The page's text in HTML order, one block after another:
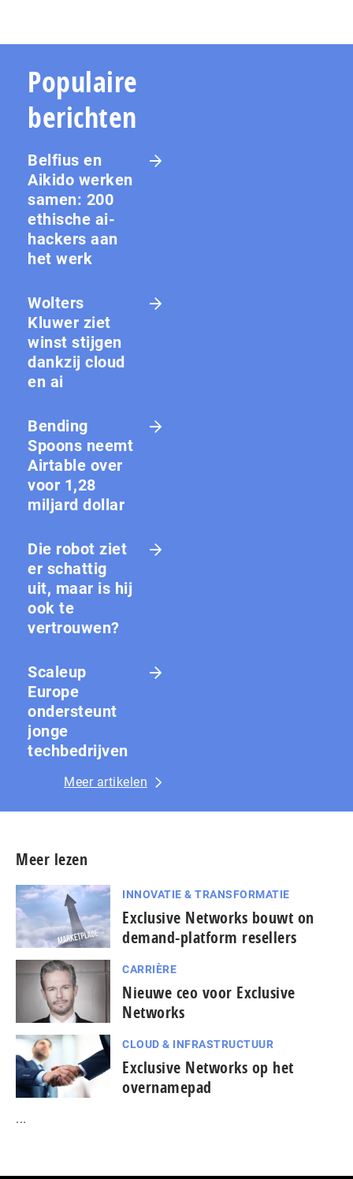
Populaire
berichten
Belfius en
Aikido werken
samen: 200
ethische ai-
hackers aan
het werk
Wolters
Kluwer ziet
winst stijgen
dankzij cloud
en ai
Bending
Spoons neemt
Airtable over
voor 1,28
miljard dollar
Die robot ziet
er schattig
uit, maar is hij
ook te
vertrouwen?
Scaleup
Europe
ondersteunt
jonge
techbedrijven
Meer artikelen
Meer lezen
INNOVATIE & TRANSFORMATIE
Exclusive Networks bouwt on
demand-platform resellers
CARRIÈRE
Nieuwe ceo voor Exclusive
Networks
CLOUD & INFRASTRUCTUUR
Exclusive Networks op het
overnamepad
...